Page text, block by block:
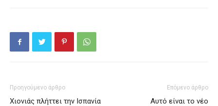
Προηγούμενο άρθρο
Χιονιάς πλήττει την Ισπανία
Επόμενο άρθρο
Aυτό είναι το νέο